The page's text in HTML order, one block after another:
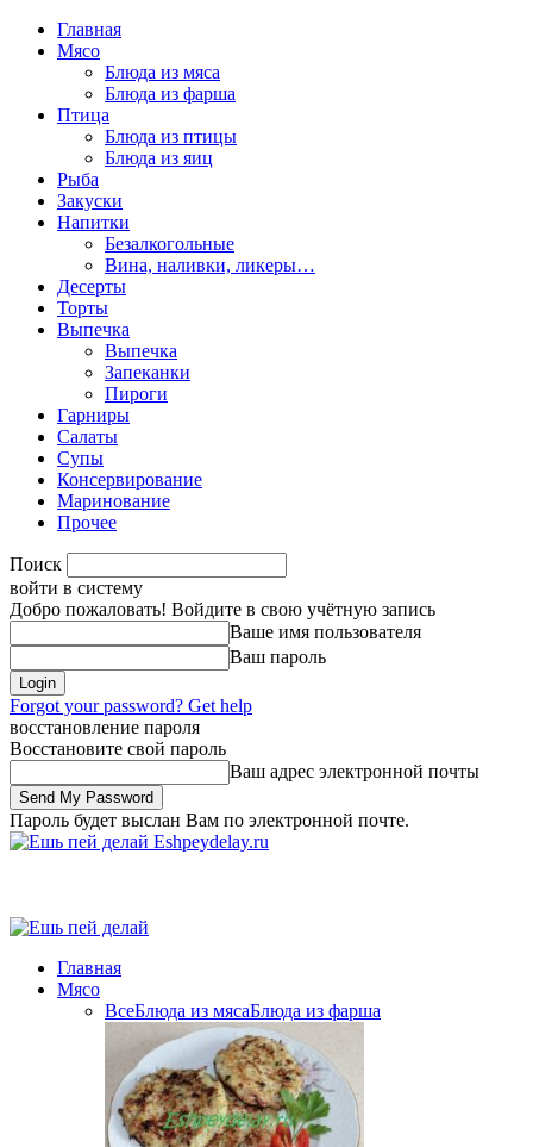
Главная
Мясо
Блюда из мяса
Блюда из фарша
Птица
Блюда из птицы
Блюда из яиц
Рыба
Закуски
Напитки
Безалкогольные
Вина, наливки, ликеры…
Десерты
Торты
Выпечка
Выпечка
Запеканки
Пироги
Гарниры
Салаты
Супы
Консервирование
Маринование
Прочее
Поиск
войти в систему
Добро пожаловать! Войдите в свою учётную запись
Ваше имя пользователя
Ваш пароль
Forgot your password? Get help
восстановление пароля
Восстановите свой пароль
Ваш адрес электронной почты
Пароль будет выслан Вам по электронной почте.
Eshpeydelay.ru
Главная
Мясо
ВсеБлюда из мясаБлюда из фарша